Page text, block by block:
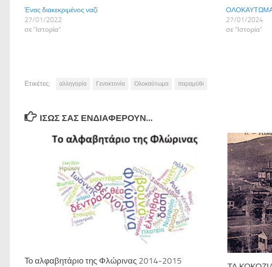
Ένας διακεκριμένος ναζί
27/01/2022
σε "Ιστορία"
ΟΛΟΚΑΥΤΩΜΑ
27/01/2024
σε "Ιστορία"
Ετικέτες: αλληγορία Γενοκτονία Ολοκαύτωμα παραμύθι
ΊΣΩΣ ΣΑΣ ΕΝΔΙΑΦΈΡΟΥΝ…
Το αλφαβητάριο της Φλώρινας 2014-2015